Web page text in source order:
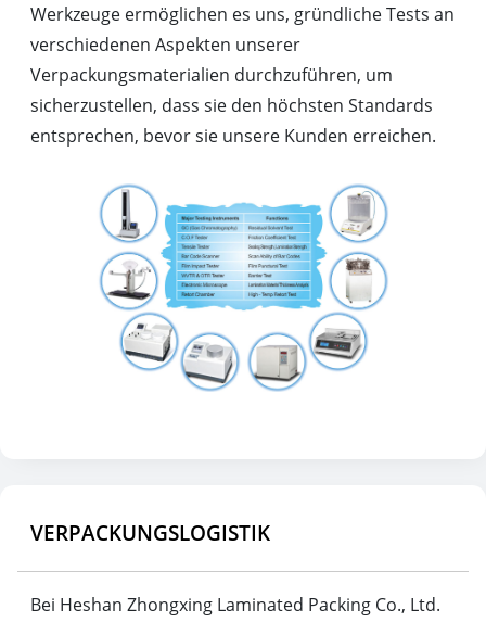
Werkzeuge ermöglichen es uns, gründliche Tests an
verschiedenen Aspekten unserer
Verpackungsmaterialien durchzuführen, um
sicherzustellen, dass sie den höchsten Standards
entsprechen, bevor sie unsere Kunden erreichen.
VERPACKUNGSLOGISTIK
Bei Heshan Zhongxing Laminated Packing Co., Ltd.